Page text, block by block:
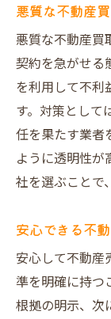
悪質な不動産
悪質な不動産買
契約を急がせる
を利用して不
す。対策として
任を果たす業者
ように透明性
社を選ぶことで
安心できる不
安心して不動産
準を明確に持つ
根拠の明示、次